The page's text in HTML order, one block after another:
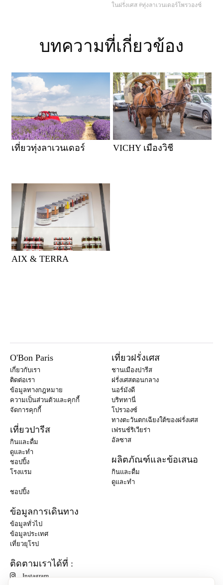
ในฝรั่งเศส #ทุ่งลาเวนเดอร์โพรวองซ์
บทความที่เกี่ยวข้อง
เที่ยวทุ่งลาเวนเดอร์ VICHY เมืองวิชี
AIX & TERRA
O'Bon Paris
เกี่ยวกับเรา
ติดต่อเรา
ข้อมูลทางกฎหมาย
ความเป็นส่วนตัวและคุกกี้
จัดการคุกกี้
เที่ยวปารีส
กินและดื่ม
ดูและทำ
ชอปปิ้ง
โรงแรม
เที่ยวฝรั่งเศส
ชานเมืองปารีส
ฝรั่งเศสตอนกลาง
นอร์มังดี
บริททานี่
โปรวองซ์
ทางตะวันตกเฉียงใต้ของฝรั่งเศส
เฟรนช์ริเวียร่า
อัลซาส
ผลิตภัณฑ์และข้อเสนอ
กินและดื่ม
ดูและทำ
ชอปปิ้ง
ข้อมูลการเดินทาง
ข้อมูลทั่วไป
ข้อมูลประเทศ
เที่ยวยุโรป
ติดตามเราได้ที่ :
Instagram